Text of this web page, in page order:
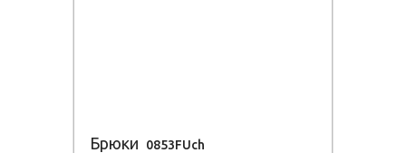
Брюки 0853FUch